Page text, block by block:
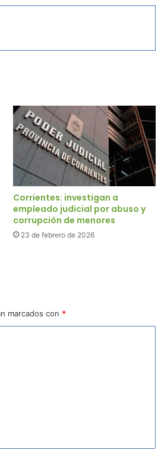
Corrientes: investigan a
empleado judicial por abuso y
corrupción de menores
23 de febrero de 2026
marcados con *